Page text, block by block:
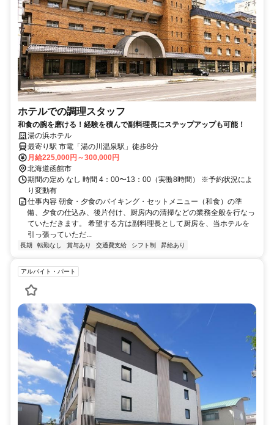
ホテルでの調理スタッフ
和食の腕を磨ける！経験を積んで副料理長にステップアップも可能！
湯の浜ホテル
最寄り駅 市電「湯の川温泉駅」徒歩8分
月給225,000円～300,000円
北海道函館市
期間の定め なし 時間 4：00〜13：00（実働8時間） ※予約状況によ
り変動有
仕事内容 朝食・夕食のバイキング・セットメニュー（和食）の準
備、夕食の仕込み、後片付け、厨房内の清掃などの業務全般を行なっ
ていただきます。 希望する方は副料理長として厨房を、当ホテルを
引っ張っていただ...
長期 転勤なし 賞与あり 交通費支給 シフト制 昇給あり
アルバイト・パート